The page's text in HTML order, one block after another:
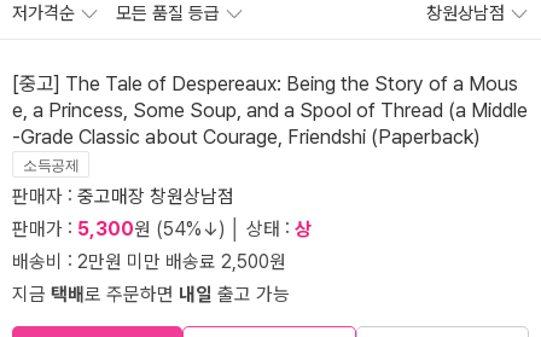
저가격순 모든 품질 등급 창원상남점
[중고] The Tale of Despereaux: Being the Story of a Mous
e, a Princess, Some Soup, and a Spool of Thread (a Middle
-Grade Classic about Courage, Friendshi (Paperback)
소득공제
판매자 : 중고매장 창원상남점
판매가 : 5,300원 (54%↓) │ 상태 : 상
배송비 : 2만원 미만 배송료 2,500원
지금 택배로 주문하면 내일 출고 가능